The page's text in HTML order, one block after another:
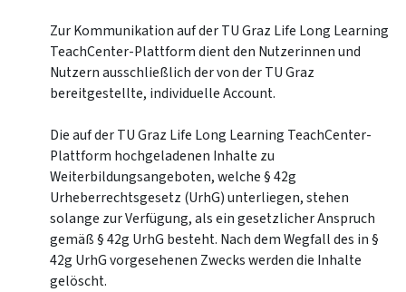
Zur Kommunikation auf der TU Graz Life Long Learning
TeachCenter-Plattform dient den Nutzerinnen und
Nutzern ausschließlich der von der TU Graz
bereitgestellte, individuelle Account.
Die auf der TU Graz Life Long Learning TeachCenter-
Plattform hochgeladenen Inhalte zu
Weiterbildungsangeboten, welche § 42g
Urheberrechtsgesetz (UrhG) unterliegen, stehen
solange zur Verfügung, als ein gesetzlicher Anspruch
gemäß § 42g UrhG besteht. Nach dem Wegfall des in §
42g UrhG vorgesehenen Zwecks werden die Inhalte
gelöscht.